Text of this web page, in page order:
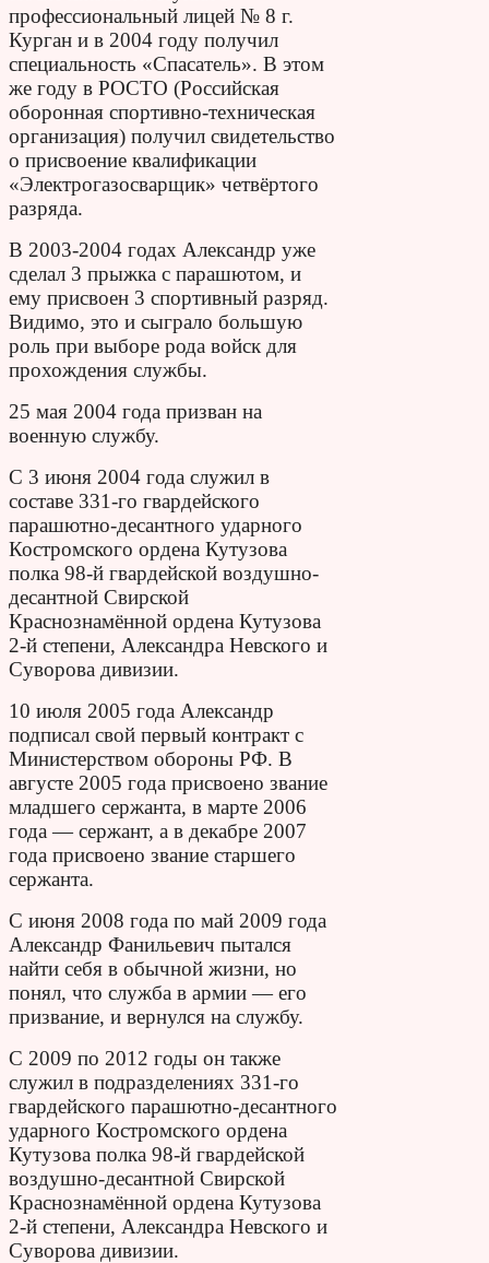
профессиональный лицей № 8 г.
Курган и в 2004 году получил
специальность «Спасатель». В этом
же году в РОСТО (Российская
оборонная спортивно-техническая
организация) получил свидетельство
о присвоение квалификации
«Электрогазосварщик» четвёртого
разряда.
В 2003-2004 годах Александр уже
сделал 3 прыжка с парашютом, и
ему присвоен 3 спортивный разряд.
Видимо, это и сыграло большую
роль при выборе рода войск для
прохождения службы.
25 мая 2004 года призван на
военную службу.
С 3 июня 2004 года служил в
составе 331-го гвардейского
парашютно-десантного ударного
Костромского ордена Кутузова
полка 98-й гвардейской воздушно-
десантной Свирской
Краснознамённой ордена Кутузова
2-й степени, Александра Невского и
Суворова дивизии.
10 июля 2005 года Александр
подписал свой первый контракт с
Министерством обороны РФ. В
августе 2005 года присвоено звание
младшего сержанта, в марте 2006
года — сержант, а в декабре 2007
года присвоено звание старшего
сержанта.
С июня 2008 года по май 2009 года
Александр Фанильевич пытался
найти себя в обычной жизни, но
понял, что служба в армии — его
призвание, и вернулся на службу.
С 2009 по 2012 годы он также
служил в подразделениях 331-го
гвардейского парашютно-десантного
ударного Костромского ордена
Кутузова полка 98-й гвардейской
воздушно-десантной Свирской
Краснознамённой ордена Кутузова
2-й степени, Александра Невского и
Суворова дивизии.